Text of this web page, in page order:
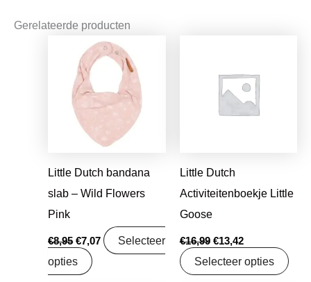
Gerelateerde producten
Little Dutch bandana
slab – Wild Flowers
Pink
€8,95
Oorspronkelijke
prijs
was:
€8,95.
€7,07
Huidige
prijs
€7,07.
Selecteer
opties
Little Dutch
Activiteitenboekje Little
Goose
€16,99
€16,99.
€13,42
€13,42.
Selecteer opties